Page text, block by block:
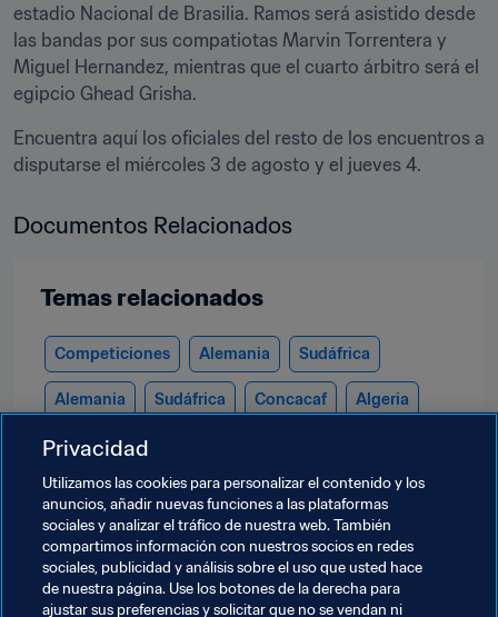
estadio Nacional de Brasilia. Ramos será asistido desde
las bandas por sus compatiotas Marvin Torrentera y
Miguel Hernandez, mientras que el cuarto árbitro será el
egipcio Ghead Grisha.
Encuentra aquí los oficiales del resto de los encuentros a
disputarse el miércoles 3 de agosto y el jueves 4.
Documentos Relacionados
Temas relacionados
Competiciones Alemania Sudáfrica
Alemania Sudáfrica Concacaf Algeria
Argentina
China PR Colombia Denmark Fiji
France Honduras Iraq Japan
Korea Republic México New Zealand
Privacidad
Utilizamos las cookies para personalizar el contenido y los
anuncios, añadir nuevas funciones a las plataformas
sociales y analizar el tráfico de nuestra web. También
compartimos información con nuestros socios en redes
sociales, publicidad y análisis sobre el uso que usted hace
de nuestra página. Use los botones de la derecha para
ajustar sus preferencias y solicitar que no se vendan ni